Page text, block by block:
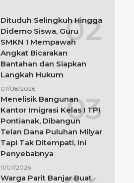
Dituduh Selingkuh Hingga
Didemo Siswa, Guru
SMKN 1 Mempawah
Angkat Bicarakan
Bantahan dan Siapkan
Langkah Hukum
07/08/2026
Menelisik Bangunan
Kantor Imigrasi Kelas I TPI
Pontianak, Dibangun
Telan Dana Puluhan Milyar
Tapi Tak Ditempati, Ini
Penyebabnya
11/07/2026
Warga Parit Banjar Buat